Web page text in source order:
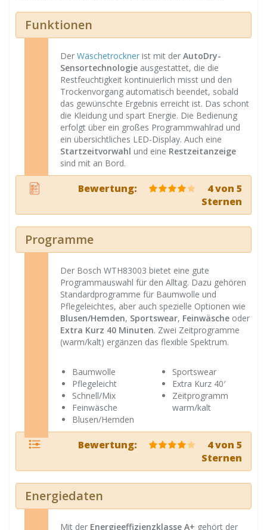
Funktionen
Der Wäschetrockner ist mit der AutoDry-
Sensortechnologie ausgestattet, die die
Restfeuchtigkeit kontinuierlich misst und den
Trockenvorgang automatisch beendet, sobald
das gewünschte Ergebnis erreicht ist. Das schont
die Kleidung und spart Energie. Die Bedienung
erfolgt über ein großes Programmwahlrad und
ein übersichtliches LED-Display. Auch eine
Startzeitvorwahl und eine Restzeitanzeige
sind mit an Bord.
Bewertung:
4 von 5
Sternen
Programme
Der Bosch WTH83003 bietet eine gute
Programmauswahl für den Alltag. Dazu gehören
Standardprogramme für Baumwolle und
Pflegeleichtes, aber auch spezielle Optionen wie
Blusen/Hemden, Sportswear, Feinwäsche oder
Extra Kurz 40 Minuten. Zwei Zeitprogramme
(warm/kalt) ergänzen das flexible Spektrum.
Baumwolle
Pflegeleicht
Schnell/Mix
Feinwäsche
Blusen/Hemden
Sportswear
Extra Kurz 40′
Zeitprogramm
warm/kalt
Bewertung:
4 von 5
Sternen
Energiedaten
Mit der Energieeffizienzklasse A+ gehört der